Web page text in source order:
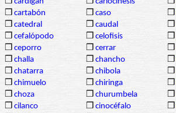
❒ cartabón ❒ caso ❒
❒ catedral ❒ caudal ❒
❒ cefalópodo ❒ celofisis ❒
❒ ceporro ❒ cerrar ❒
❒ challa ❒ chancho ❒
❒ chatarra ❒ chibola ❒
❒ chimuelo ❒ chiringa ❒
❒ choza ❒ churumbela ❒
❒ cilanco ❒ cinocéfalo ❒